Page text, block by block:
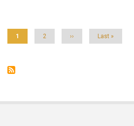
Aktuelle
1 Seite
2
Nächste
››
Letzte
Last »